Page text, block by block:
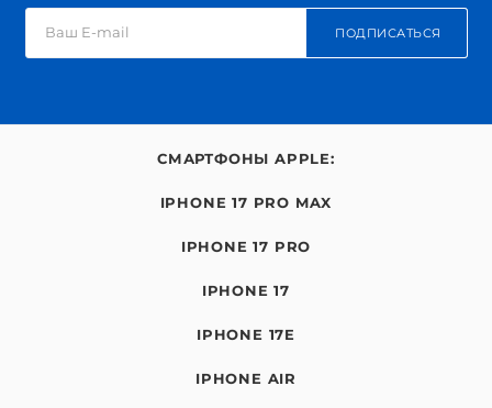
ПОДПИСАТЬСЯ
СМАРТФОНЫ APPLE:
IPHONE 17 PRO MAX
IPHONE 17 PRO
IPHONE 17
IPHONE 17E
IPHONE AIR